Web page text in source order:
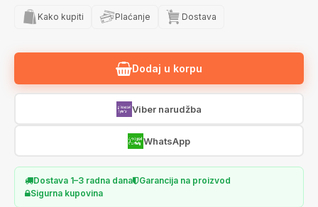
Kako kupiti Plaćanje Dostava
Dodaj u korpu
Viber narudžba
WhatsApp
Dostava 1–3 radna dana
Garancija na proizvod
Sigurna kupovina